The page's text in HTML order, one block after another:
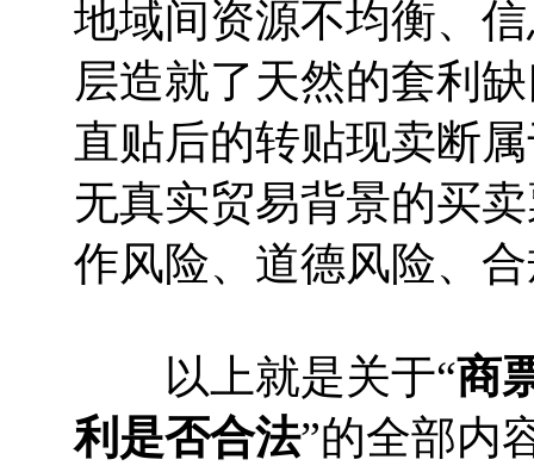
地域间资源不均衡、
层造就了天然的套利
直贴后的转贴现卖断
无真实贸易背景的买
作风险、道德风险、
以上就是关于“商
利是否合法”的全部内